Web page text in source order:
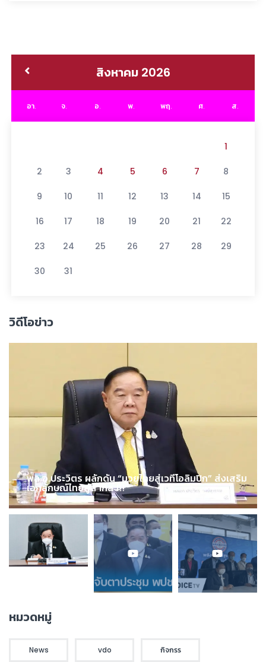
สิงหาคม 2026
อา. จ. อ. พ. พฤ. ศ. ส.
1
2 3 4 5 6 7 8
9 10 11 12 13 14 15
16 17 18 19 20 21 22
23 24 25 26 27 28 29
30 31
วิดีโอข่าว
พล.อ.ประวิตร ผลักดัน “มวยไทยสู่เวทีโอลิมปิก” ส่งเสริม
เอกลักษณ์ไทยสู่สากล !!!
หมวดหมู่
News vdo กิจกรร